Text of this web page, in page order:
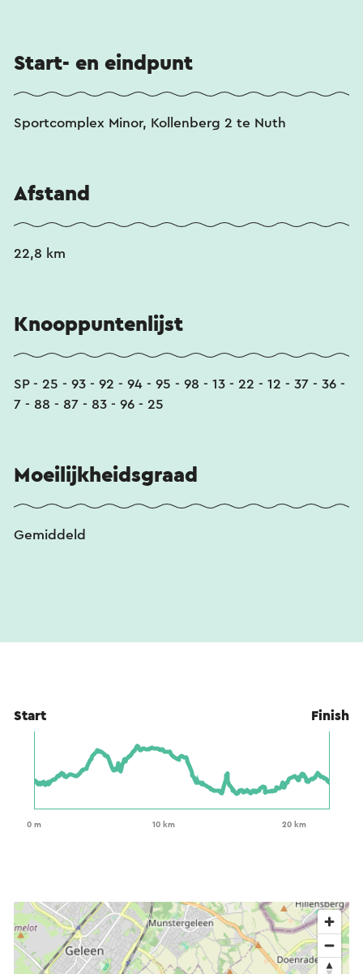
Start- en eindpunt
Sportcomplex Minor, Kollenberg 2 te Nuth
Afstand
22,8 km
Knooppuntenlijst
SP - 25 - 93 - 92 - 94 - 95 - 98 - 13 - 22 - 12 - 37 - 36 -
7 - 88 - 87 - 83 - 96 - 25
Moeilijkheidsgraad
Gemiddeld
Start Finish